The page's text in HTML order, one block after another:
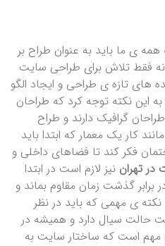
همه ی ما باید به عنوان طراح بر
فقط تلاش برای طراحی سایت
های تازه ی طراحی و ایجاد الگو
این نکته توجه کرد که طراحان
گرافیک دارند و طراح
کار یک معمار که ابتدا باید
فکر کند تا فضاهای داخلی و
تهران نیز لازم است در ابتدا
برابر گذشت زمان مقاوم بماند و
نکته ی مهمی که باید در نظر
حالت سیال دارد و همیشه در
است که ساختار سایت به